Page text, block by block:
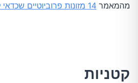
מהמאמר 14 מזונות פרוביוטיים שכדאי לאכול מהם יותר
קטניות